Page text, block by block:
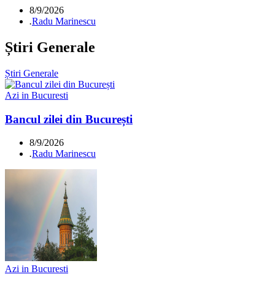
8/9/2026
.Radu Marinescu
Știri Generale
Știri Generale
Azi in Bucuresti
Bancul zilei din București
8/9/2026
.Radu Marinescu
Azi in Bucuresti